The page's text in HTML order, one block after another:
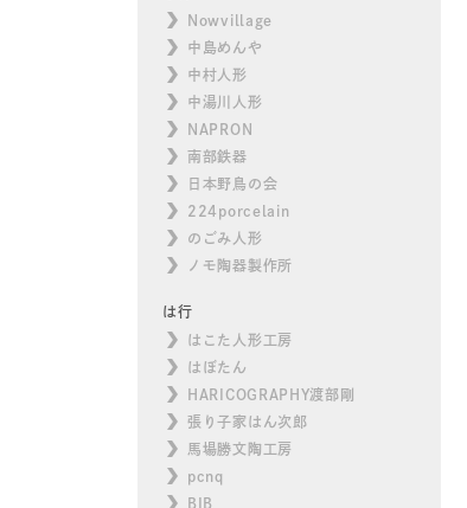
Nowvillage
中島めんや
中村人形
中湯川人形
NAPRON
南部鉄器
日本野鳥の会
224porcelain
のごみ人形
ノモ陶器製作所
は行
はこた人形工房
はぼたん
HARICOGRAPHY渡部剛
張り子家はん次郎
馬場勝文陶工房
pcnq
BIB